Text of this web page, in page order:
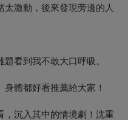
激動，後來發現旁邊的人
看到我不敢大口呼吸。
體都好看推薦給大家！
，沉入其中的情境劇！沈重